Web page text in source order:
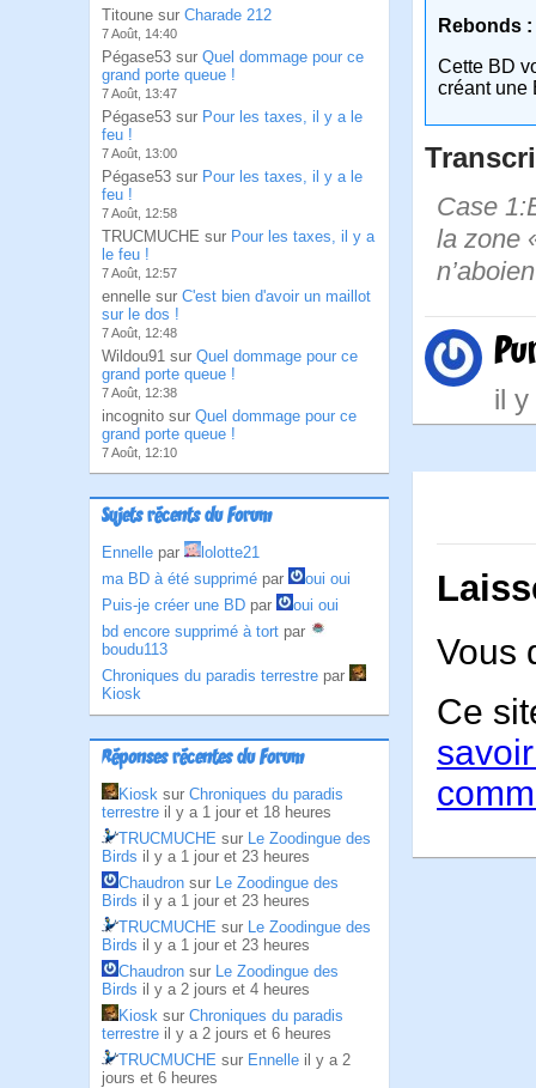
Titoune sur Charade 212
7 Août, 14:40
Pégase53 sur Quel dommage pour ce
grand porte queue !
7 Août, 13:47
Pégase53 sur Pour les taxes, il y a le
feu !
7 Août, 13:00
Pégase53 sur Pour les taxes, il y a le
feu !
7 Août, 12:58
TRUCMUCHE sur Pour les taxes, il y a
le feu !
7 Août, 12:57
ennelle sur C'est bien d'avoir un maillot
sur le dos !
7 Août, 12:48
Wildou91 sur Quel dommage pour ce
grand porte queue !
7 Août, 12:38
incognito sur Quel dommage pour ce
grand porte queue !
7 Août, 12:10
Sujets récents du Forum
Ennelle par
lolotte21
ma BD à été supprimé par
oui oui
Puis-je créer une BD par
oui oui
bd encore supprimé à tort par
boudu113
Chroniques du paradis terrestre par
Kiosk
Réponses récentes du Forum
Kiosk sur Chroniques du paradis
terrestre il y a 1 jour et 18 heures
TRUCMUCHE sur Le Zoodingue des
Birds il y a 1 jour et 23 heures
Chaudron sur Le Zoodingue des
Birds il y a 1 jour et 23 heures
TRUCMUCHE sur Le Zoodingue des
Birds il y a 1 jour et 23 heures
Chaudron sur Le Zoodingue des
Birds il y a 2 jours et 4 heures
Kiosk sur Chroniques du paradis
terrestre il y a 2 jours et 6 heures
TRUCMUCHE sur Ennelle il y a 2
jours et 6 heures
Rebonds :
Cette BD
créant une
Case
la zone
il
Vous
Ce